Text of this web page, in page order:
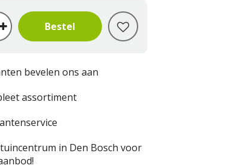
bevelen ons aan
assortiment
in Den Bosch voor